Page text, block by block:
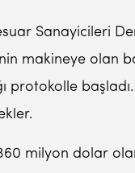
Sanayicileri
makineye olan
protokolle
milyon dolar